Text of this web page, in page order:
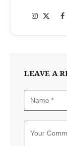
Facebook
Instagram
LEAVE A